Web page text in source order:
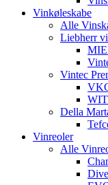
Vinkøleskabe
Alle
Liebherr
Vintec
Della
Vinreoler
Alle